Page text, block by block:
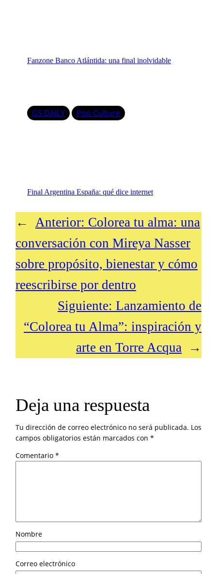
Fanzone Banco Atlántida: una final inolvidable
GS DAILY Pop Culture
Final Argentina España: qué dice internet
← Anterior: Colorea tu alma: una
conversación con Mireya Nasser
sobre propósito, bienestar y cómo
reescribirse por dentro
Siguiente: Lanzamiento de
“Colorea tu Alma”: inspiración y
arte en Torre Acqua
→
Deja una respuesta
Tu dirección de correo electrónico no será publicada. Los
campos obligatorios están marcados con *
Comentario *
Nombre
Correo electrónico